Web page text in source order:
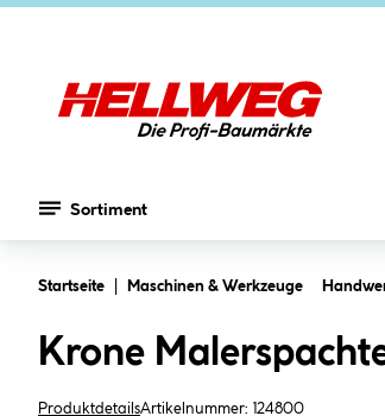
Sortiment
Startseite Maschinen & Werkzeuge
Krone
ProduktdetailsArtikelnummer: 124800